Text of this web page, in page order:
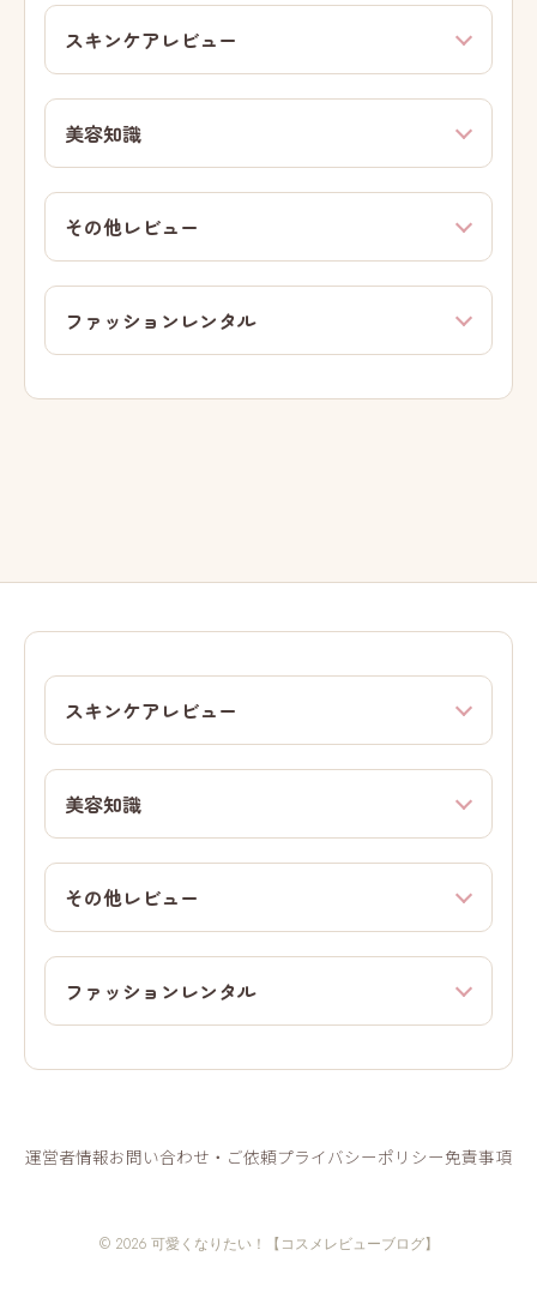
スキンケアレビュー
美容知識
その他レビュー
ファッションレンタル
スキンケアレビュー
美容知識
その他レビュー
ファッションレンタル
運営者情報お問い合わせ・ご依頼プライバシーポリシー免責事項
© 2026 可愛くなりたい！【コスメレビューブログ】